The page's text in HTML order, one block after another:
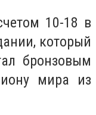
10-18 в
который
бронзовым
мира из